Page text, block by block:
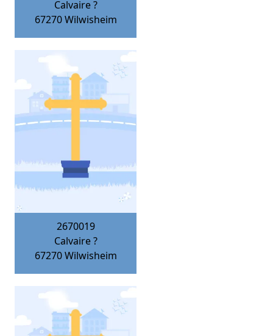
Calvaire ?
67270 Wilwisheim
2670019
Calvaire ?
67270 Wilwisheim